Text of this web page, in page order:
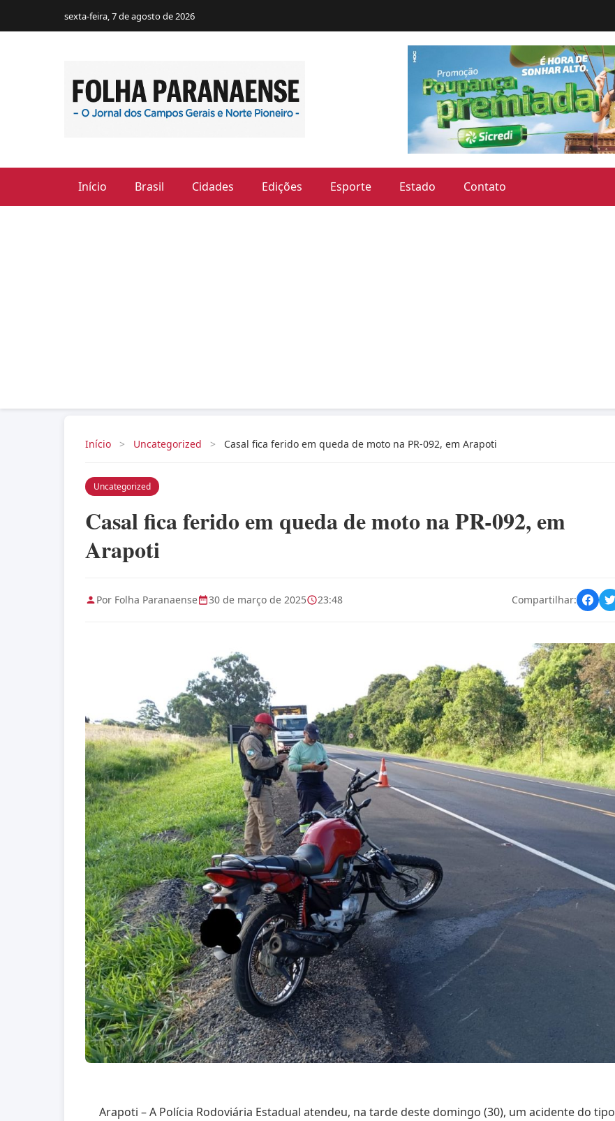
sexta-feira, 7 de agosto de 2026
Início Brasil Cidades Edições Esporte Estado Contato
Início > Uncategorized > Casal fica ferido em queda de moto na PR-092, em Arapoti
Uncategorized
Casal fica ferido em queda de moto na PR-092, em
Arapoti
Por Folha Paranaense 30 de março de 2025 23:48 Compartilhar:
Arapoti – A Polícia Rodoviária Estadual atendeu, na tarde deste domingo (30), um acidente do tipo